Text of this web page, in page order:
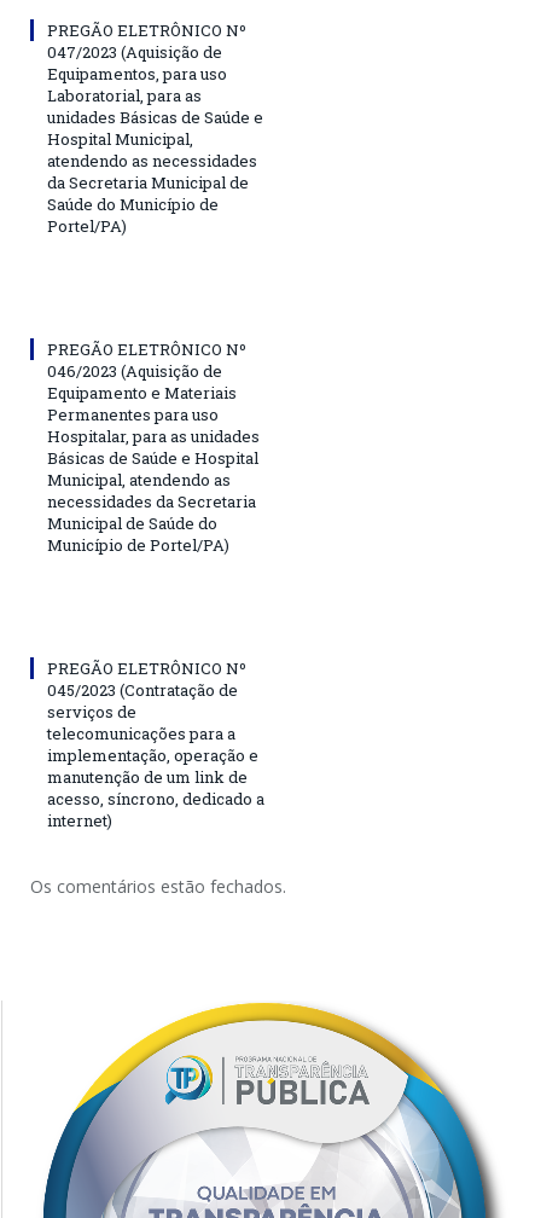
PREGÃO ELETRÔNICO Nº
047/2023 (Aquisição de
Equipamentos, para uso
Laboratorial, para as
unidades Básicas de Saúde e
Hospital Municipal,
atendendo as necessidades
da Secretaria Municipal de
Saúde do Município de
Portel/PA)
PREGÃO ELETRÔNICO Nº
046/2023 (Aquisição de
Equipamento e Materiais
Permanentes para uso
Hospitalar, para as unidades
Básicas de Saúde e Hospital
Municipal, atendendo as
necessidades da Secretaria
Municipal de Saúde do
Município de Portel/PA)
PREGÃO ELETRÔNICO Nº
045/2023 (Contratação de
serviços de
telecomunicações para a
implementação, operação e
manutenção de um link de
acesso, síncrono, dedicado a
internet)
Os comentários estão fechados.